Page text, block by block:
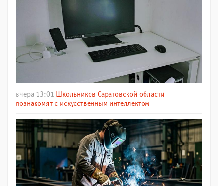
вчера 13:01
Школьников Саратовской области
познакомят с искусственным интеллектом